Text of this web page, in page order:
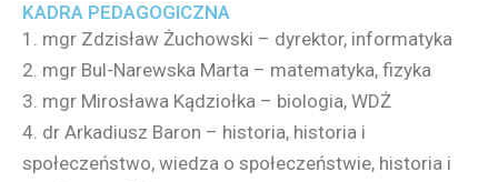
KADRA PEDAGOGICZNA
1. mgr Zdzisław Żuchowski – dyrektor, informatyka
2. mgr Bul-Narewska Marta – matematyka, fizyka
3. mgr Mirosława Kądziołka – biologia, WDŻ
4. dr Arkadiusz Baron – historia, historia i
społeczeństwo, wiedza o społeczeństwie, historia i